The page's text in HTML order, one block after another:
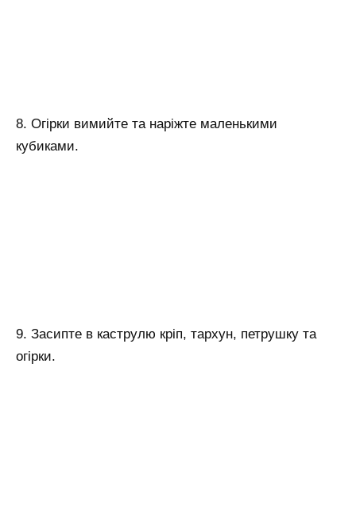
8. Огірки вимийте та наріжте маленькими
кубиками.
9. Засипте в каструлю кріп, тархун, петрушку та
огірки.